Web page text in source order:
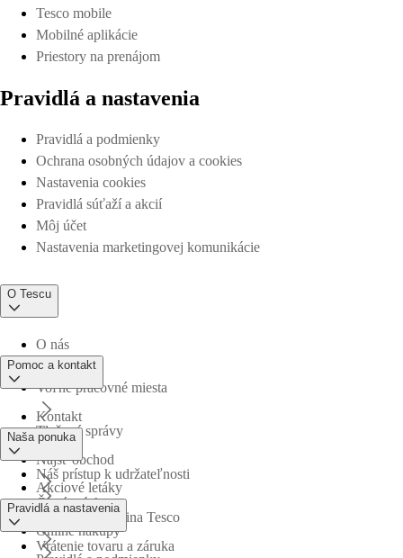
Tesco mobile
Mobilné aplikácie
Priestory na prenájom
Pravidlá a nastavenia
Pravidlá a podmienky
Ochrana osobných údajov a cookies
Nastavenia cookies
Pravidlá súťaží a akcií
Môj účet
Nastavenia marketingovej komunikácie
O Tescu
O nás
Voľné pracovné miesta
Tlačové správy
Náš prístup k udržateľnosti
Obchodná skupina Tesco
Pomoc a kontakt
Kontakt
Nájsť obchod
Časté otázky
Vrátenie tovaru a záruka
Naša ponuka
Akciové letáky
Online nákupy
Pravidlá a nastavenia